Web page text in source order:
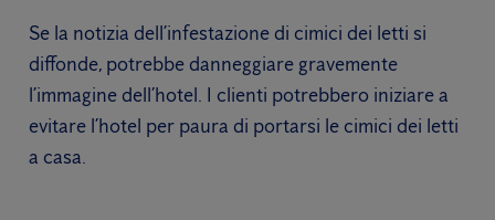
Se la notizia dell’infestazione di cimici dei letti si
diffonde, potrebbe danneggiare gravemente
l’immagine dell’hotel. I clienti potrebbero iniziare a
evitare l’hotel per paura di portarsi le cimici dei letti
a casa.